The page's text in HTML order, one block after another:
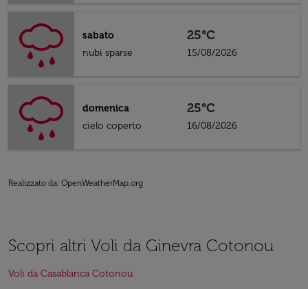
sabato
nubi sparse
25°C
15/08/2026
domenica
cielo coperto
25°C
16/08/2026
Realizzato da: OpenWeatherMap.org
Scopri altri Voli da Ginevra Cotonou
Voli da Casablanca Cotonou